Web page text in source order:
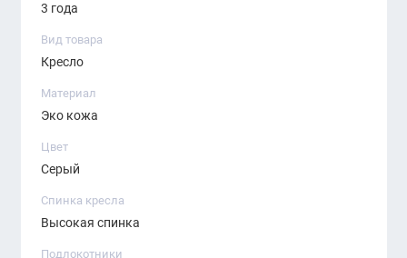
3 года
Вид товара
Кресло
Материал
Эко кожа
Цвет
Серый
Спинка кресла
Высокая спинка
Подлокотники